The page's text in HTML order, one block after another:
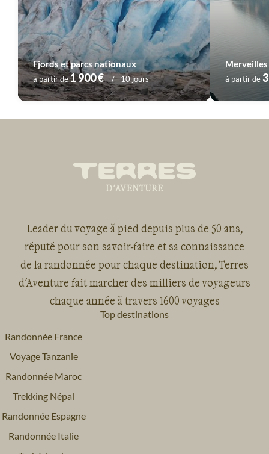
Fjords et parcs nationaux
à partir de1 900 € 10 jours à partir de
Leader du voyage à pied depuis plus de 50 ans,
réputé pour son savoir-faire et sa connaissance
de la randonnée pour chaque destination, Terres
d'Aventure fait marcher des milliers de voyageurs
chaque année à travers 1600 voyages
Top destinations
Randonnée France
Voyage Tanzanie
Randonnée Maroc
Trekking Népal
Randonnée Espagne
Randonnée Italie